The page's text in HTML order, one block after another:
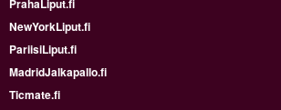
PrahaLiput.fi
NewYorkLiput.fi
PariisiLiput.fi
MadridJalkapallo.fi
Ticmate.fi